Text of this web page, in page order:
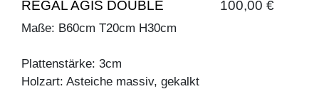
REGAL AGIS DOUBLE 100,00 €
Maße: B60cm T20cm H30cm
Plattenstärke: 3cm
Holzart: Asteiche massiv, gekalkt